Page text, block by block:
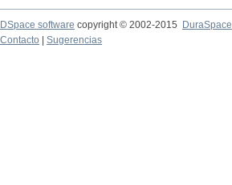
DSpace software copyright © 2002-2015
DuraSpace
Contacto
Sugerencias